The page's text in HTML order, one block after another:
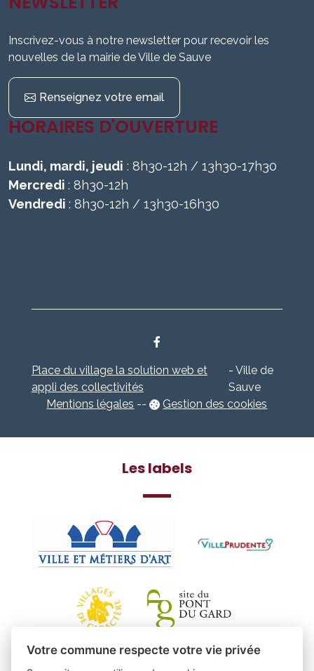
Inscrivez-vous à notre newsletter pour recevoir les
nouvelles de la mairie de Ville de Sauve
Renseignez votre email
HORAIRES D'OUVERTURE
Lundi, mardi, jeudi : 8h30-12h / 13h30-17h30
Mercredi : 8h30-12h
Vendredi : 8h30-12h / 13h30-16h30
Place du village la solution web et
appli des collectivités
- Ville de
Sauve
Mentions légales -- Gestion des cookies
Les labels
Votre commune respecte votre vie privée